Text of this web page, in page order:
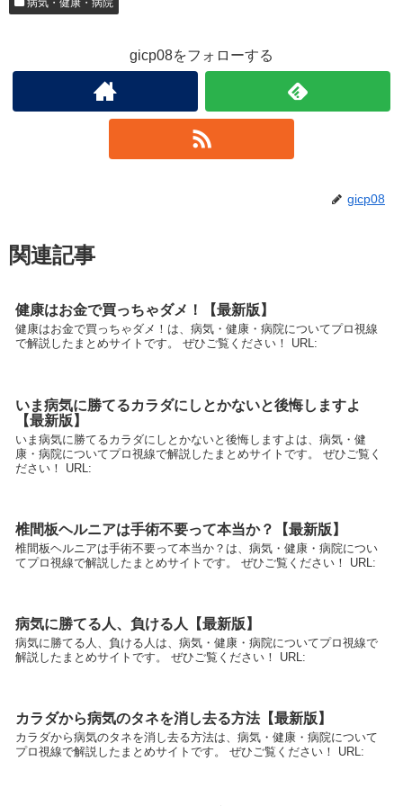
gicp08をフォローする
gicp08
関連記事
健康はお金で買っちゃダメ！【最新版】
健康はお金で買っちゃダメ！は、病気・健康・病院についてプロ視線
で解説したまとめサイトです。 ぜひご覧ください！ URL:
いま病気に勝てるカラダにしとかないと後悔しますよ
【最新版】
いま病気に勝てるカラダにしとかないと後悔しますよは、病気・健
康・病院についてプロ視線で解説したまとめサイトです。 ぜひご覧く
ださい！ URL:
椎間板ヘルニアは手術不要って本当か？【最新版】
椎間板ヘルニアは手術不要って本当か？は、病気・健康・病院につい
てプロ視線で解説したまとめサイトです。 ぜひご覧ください！ URL:
病気に勝てる人、負ける人【最新版】
病気に勝てる人、負ける人は、病気・健康・病院についてプロ視線で
解説したまとめサイトです。 ぜひご覧ください！ URL:
カラダから病気のタネを消し去る方法【最新版】
カラダから病気のタネを消し去る方法は、病気・健康・病院について
プロ視線で解説したまとめサイトです。 ぜひご覧ください！ URL: